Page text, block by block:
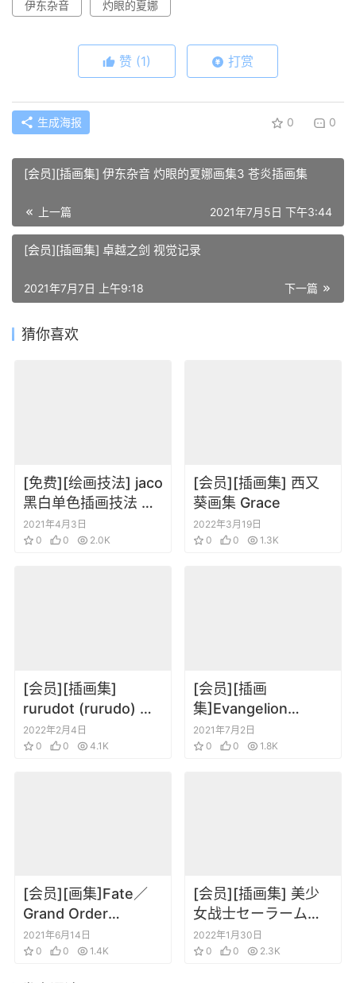
伊东杂音 灼眼的夏娜
赞 (1) 打赏
生成海报 0 0
[会员][插画集] 伊东杂音 灼眼的夏娜画集3 苍炎插画集
上一篇 2021年7月5日 下午3:44
[会员][插画集] 卓越之剑 视觉记录
下一篇
2021年7月7日 上午9:18
猜你喜欢
[免费][绘画技法] jaco
黑白单色插画技法 モ
ノクロイラストテク
ニック
2021年4月3日
0
0 2.0K
[会员][插画集] 西又
葵画集 Grace
2022年3月19日
0
0 1.3K
[会员][插画集]
rurudot (rurudo) 初
画集 UNREAL
2022年2月4日
0
0 4.1K
[会员][插画
集]Evangelion
3.0+1.0 Extra
Magazine
2021年7月2日
0
0 1.8K
[会员][画集]Fate／
Grand Order
Memories III 概念礼
装3原画集
2021年6月14日
0
0 1.4K
[会员][插画集] 美少
女战士セーラームー
ン SAILORMOON 原
画集 Vol.3
2022年1月30日
0
0 2.3K